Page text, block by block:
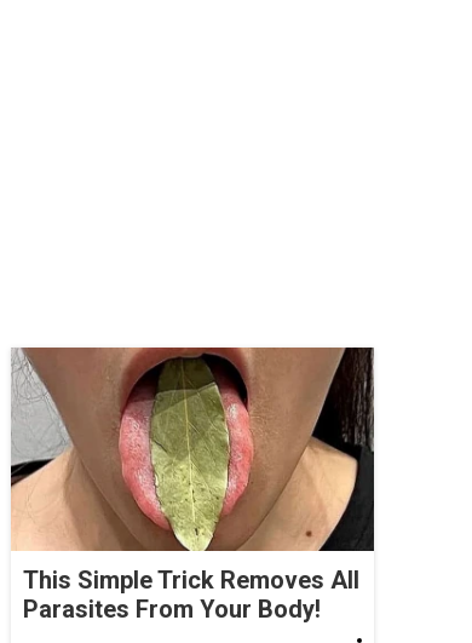
This Simple Trick Removes All
Parasites From Your Body!